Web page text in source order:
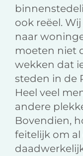
ook reëel.
naar
moeten niet
wekken dat
steden in de
Heel veel
andere
Bovendien,
feitelijk om